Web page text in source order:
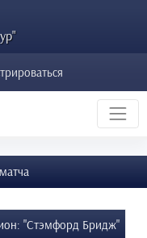
"Стэмфорд Бридж"